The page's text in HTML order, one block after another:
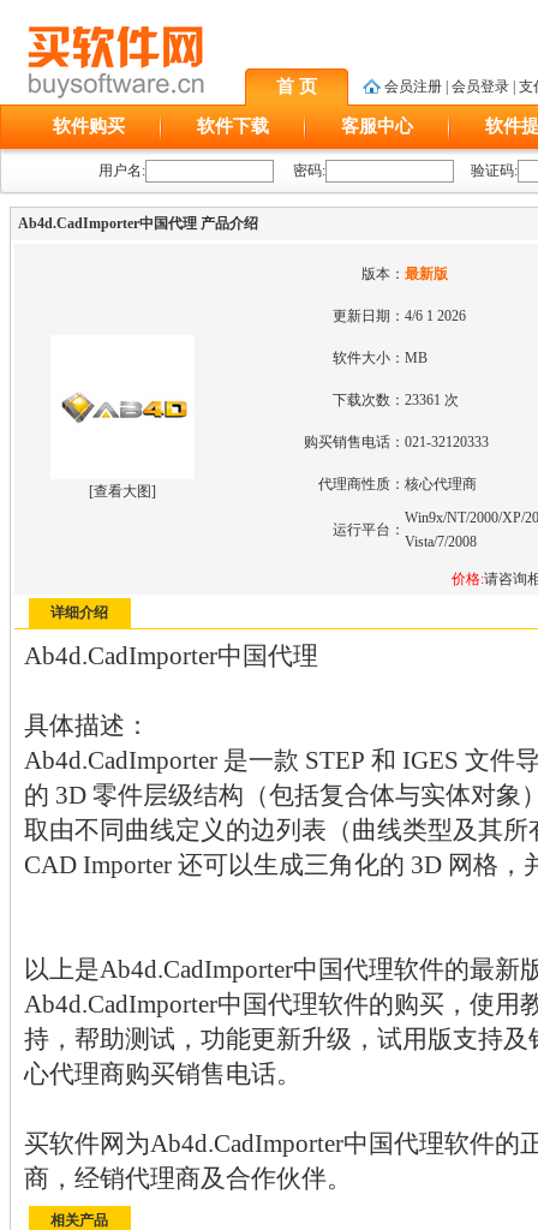
首 页 会员注册 会员登录 支
软件购买 软件下载 客服中心 软件
用户名: 密码: 验证码:
Ab4d.CadImporter中国代理 产品介绍
[查看大图]
版本：最新版
更新日期：4/6 1 2026
软件大小：MB
下载次数：23361 次
购买销售电话：021-32120333
代理商性质：核心代理商
运行平台：
Win9x/NT/2000/XP/
Vista/7/2008
价格:请咨
详细介绍
Ab4d.CadImporter中国代理
具体描述：
Ab4d.CadImporter 是一款 STEP 和 IGES 文
的 3D 零件层级结构（包括复合体与实体对象
取由不同曲线定义的边列表（曲线类型及其
CAD Importer 还可以生成三角化的 3D 网格
以上是Ab4d.CadImporter中国代理软件的最新
Ab4d.CadImporter中国代理软件的购买，使
持，帮助测试，功能更新升级，试用版支持
心代理商购买销售电话。
买软件网为Ab4d.CadImporter中国代理软件的
商，经销代理商及合作伙伴。
相关产品